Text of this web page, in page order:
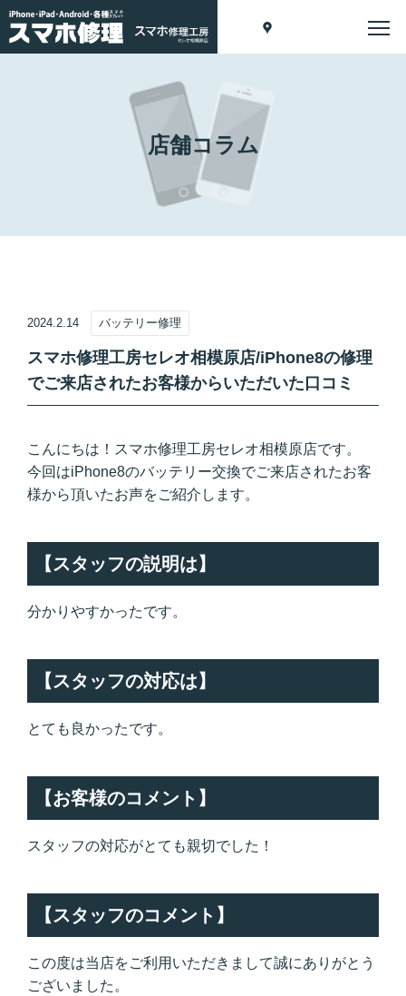
店舗コラム
2024.2.14 バッテリー修理
スマホ修理工房セレオ相模原店/iPhone8の修理
でご来店されたお客様からいただいた口コミ
こんにちは！スマホ修理工房セレオ相模原店です。
今回はiPhone8のバッテリー交換でご来店されたお客
様から頂いたお声をご紹介します。
【スタッフの説明は】
分かりやすかったです。
【スタッフの対応は】
とても良かったです。
【お客様のコメント】
スタッフの対応がとても親切でした！
【スタッフのコメント】
この度は当店をご利用いただきまして誠にありがとう
ございました。